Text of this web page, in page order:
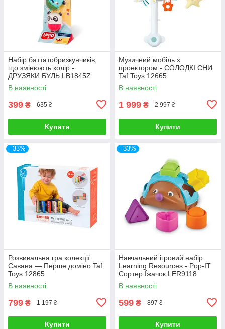
Набір баттатобризкунчиків,
що змінюють колір -
ДРУЗЯКИ БУЛЬ LB1845Z
В наявності
399 ₴ 635 ₴
Купити
Музичний мобіль з
проектором - СОЛОДКІ СНИ
Taf Toys 12665
В наявності
1 999 ₴ 2 997 ₴
Купити
–33%
Розвивальна гра колекції
Савана — Перше доміно Taf
Toys 12865
В наявності
799 ₴ 1 197 ₴
Купити
–33%
Навчальний ігровий набір
Learning Resources - Pop-IT
Сортер Їжачок LER9118
В наявності
599 ₴ 897 ₴
Купити